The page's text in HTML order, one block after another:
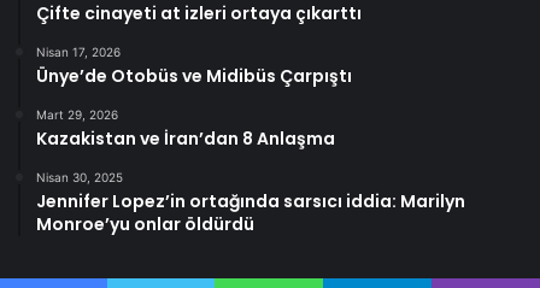
Çifte cinayeti at izleri ortaya çıkarttı
Nisan 17, 2026
Ünye’de Otobüs ve Midibüs Çarpıştı
Mart 29, 2026
Kazakistan ve İran’dan 8 Anlaşma
Nisan 30, 2025
Jennifer Lopez’in ortağında sarsıcı iddia: Marilyn
Monroe’yu onlar öldürdü